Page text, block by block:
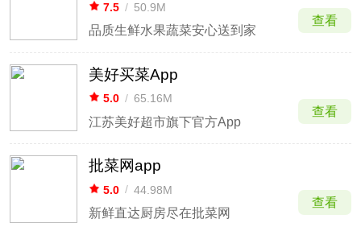
7.5 / 50.9M
品质生鲜水果蔬菜安心送到家
查看
美好买菜App
5.0 / 65.16M
江苏美好超市旗下官方App
查看
批菜网app
5.0 / 44.98M
新鲜直达厨房尽在批菜网
查看